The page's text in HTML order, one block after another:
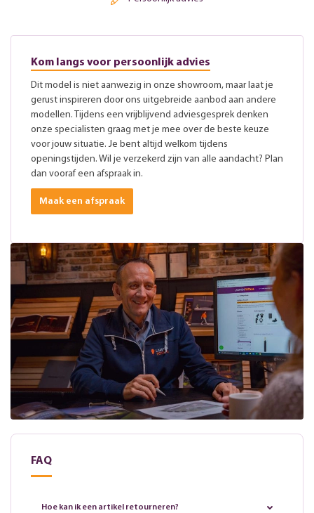
Kom langs voor persoonlijk advies
Dit model is niet aanwezig in onze showroom, maar laat je
gerust inspireren door ons uitgebreide aanbod aan andere
modellen. Tijdens een vrijblijvend adviesgesprek denken
onze specialisten graag met je mee over de beste keuze
voor jouw situatie. Je bent altijd welkom tijdens
openingstijden. Wil je verzekerd zijn van alle aandacht? Plan
dan vooraf een afspraak in.
Maak een afspraak
FAQ
Hoe kan ik een artikel retourneren?